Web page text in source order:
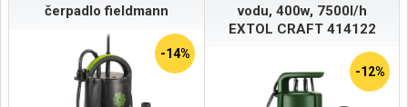
čerpadlo fieldmann
-14%
vodu, 400w, 7500l/h
EXTOL CRAFT 414122
-12%